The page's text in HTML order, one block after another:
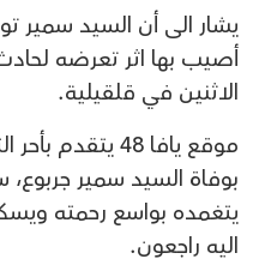
يشار الى أن السيد سمير
أصيب بها اثر تعرضه
الاثنين في قلقيلية.
موقع يافا 48
بوفاة السيد سمير جربوع،
يتغمده بواسع رحمته
اليه راجعون.